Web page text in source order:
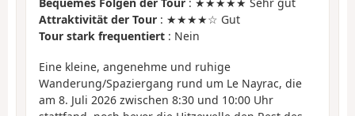
Attraktivität der Tour : ★★★★☆ Gut
Tour stark frequentiert : Nein
Eine kleine, angenehme und ruhige
Wanderung/Spaziergang rund um Le Nayrac, die
am 8. Juli 2026 zwischen 8:30 und 10:00 Uhr